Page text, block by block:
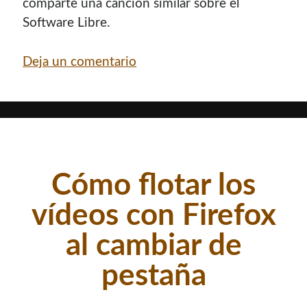
comparte una canción similar sobre el
Software Libre.
Deja un comentario
Cómo flotar los
vídeos con Firefox
al cambiar de
pestaña